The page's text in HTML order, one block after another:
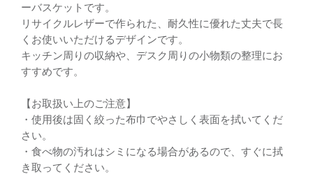
ーバスケットです。
リサイクルレザーで作られた、耐久性に優れた丈夫で長
くお使いいただけるデザインです。
キッチン周りの収納や、デスク周りの小物類の整理にお
すすめです。
【お取扱い上のご注意】
・使用後は固く絞った布巾でやさしく表面を拭いてくだ
さい。
・食べ物の汚れはシミになる場合があるので、すぐに拭
き取ってください。